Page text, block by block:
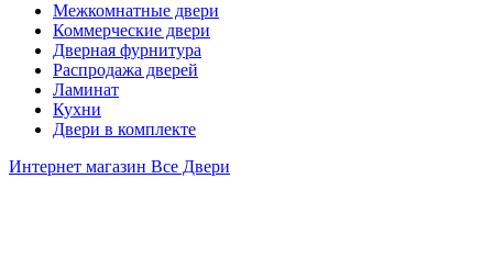
Межкомнатные двери
Коммерческие двери
Дверная фурнитура
Распродажа дверей
Ламинат
Кухни
Двери в комплекте
Интернет магазин Все Двери